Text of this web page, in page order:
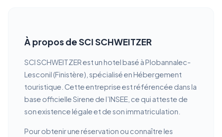
À propos de SCI SCHWEITZER
SCI SCHWEITZER est un hotel basé à Plobannalec-
Lesconil (Finistère), spécialisé en Hébergement
touristique. Cette entreprise est référencée dans la
base officielle Sirene de l’INSEE, ce qui atteste de
son existence légale et de son immatriculation.
Pour obtenir une réservation ou connaître les